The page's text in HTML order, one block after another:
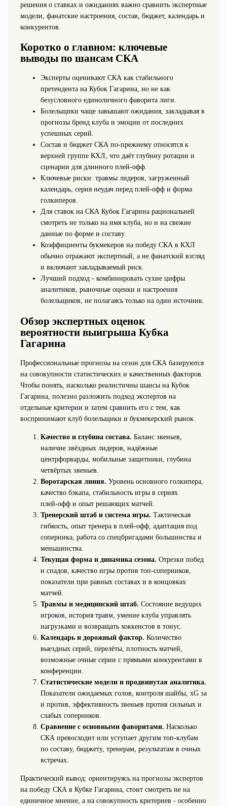
решения о ставках и ожиданиях важно сравнить экспертные
модели, фанатские настроения, состав, бюджет, календарь и
конкурентов.
Коротко о главном: ключевые
выводы по шансам СКА
Эксперты оценивают СКА как стабильного
претендента на Кубок Гагарина, но не как
безусловного единоличного фаворита лиги.
Болельщики чаще завышают ожидания, закладывая в
прогнозы бренд клуба и эмоции от последних
успешных серий.
Состав и бюджет СКА по-прежнему относятся к
верхней группе КХЛ, что даёт глубину ротации и
сценарии для длинного плей‑офф.
Ключевые риски: травмы лидеров, загруженный
календарь, серия неудач перед плей‑офф и форма
голкиперов.
Для ставок на СКА Кубок Гагарина рациональней
смотреть не только на имя клуба, но и на свежие
данные по форме и составу.
Коэффициенты букмекеров на победу СКА в КХЛ
обычно отражают экспертный, а не фанатский взгляд
и включают закладываемый риск.
Лучший подход - комбинировать сухие цифры
аналитиков, рыночные оценки и настроения
болельщиков, не полагаясь только на один источник.
Обзор экспертных оценок
вероятности выигрыша Кубка
Гагарина
Профессиональные прогнозы на сезон для СКА базируются
на совокупности статистических и качественных факторов.
Чтобы понять, насколько реалистичны шансы на Кубок
Гагарина, полезно разложить подход экспертов на
отдельные критерии и затем сравнить его с тем, как
воспринимают клуб болельщики и букмекерский рынок.
Качество и глубина состава. Баланс звеньев,
наличие звёздных лидеров, надёжные
центрфорварды, мобильные защитники, глубина
четвёртых звеньев.
Воротарская линия. Уровень основного голкипера,
качество бэкапа, стабильность игры в сериях
плей‑офф и опыт решающих матчей.
Тренерский штаб и система игры. Тактическая
гибкость, опыт тренера в плей‑офф, адаптация под
соперника, работа со спецбригадами большинства и
меньшинства.
Текущая форма и динамика сезона. Отрезки побед
и спадов, качество игры против топ‑соперников,
показатели при равных составах и в концовках
матчей.
Травмы и медицинский штаб. Состояние ведущих
игроков, история травм, умение клуба управлять
нагрузками и возвращать хоккеистов в тонус.
Календарь и дорожный фактор. Количество
выездных серий, перелёты, плотность матчей,
возможные очные серии с прямыми конкурентами в
конференции.
Статистические модели и продвинутая аналитика.
Показатели ожидаемых голов, контроля шайбы, xG за
и против, эффективность звеньев против сильных и
слабых соперников.
Сравнение с основными фаворитами. Насколько
СКА превосходит или уступает другим топ‑клубам
по составу, бюджету, тренерам, результатам в очных
встречах.
Практический вывод: ориентируясь на прогнозы экспертов
на победу СКА в Кубке Гагарина, стоит смотреть не на
единичное мнение, а на совокупность критериев - особенно